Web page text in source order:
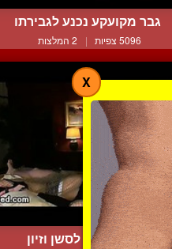
גבר מקועקע נכנע לגבירתו
5096 צפיות | 2 המלצות
מעירה אותו לסשן וזיון
X